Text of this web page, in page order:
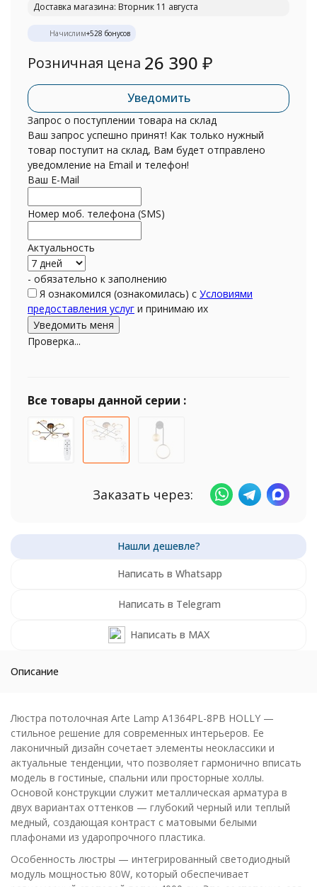
Доставка магазина: Вторник 11 августа
Начислим+528 бонусов
Розничная цена 26 390 ₽
Уведомить
Запрос о поступлении товара на склад
Ваш запрос успешно принят! Как только нужный
товар поступит на склад, Вам будет отправлено
уведомление на Email и телефон!
Ваш E-Mail
Номер моб. телефона (SMS)
Актуальность
- обязательно к заполнению
Я ознакомился (ознакомилась) с Условиями
предоставления услуг и принимаю их
Проверка...
Все товары данной серии :
Заказать через:
Написать в Whatsapp
Написать в Telegram
Написать в MAX
Описание
Люстра потолочная Arte Lamp A1364PL-8PB HOLLY —
стильное решение для современных интерьеров. Ее
лаконичный дизайн сочетает элементы неоклассики и
актуальные тенденции, что позволяет гармонично вписать
модель в гостиные, спальни или просторные холлы.
Основой конструкции служит металлическая арматура в
двух вариантах оттенков — глубокий черный или теплый
медный, создающая контраст с матовыми белыми
плафонами из ударопрочного пластика.
Особенность люстры — интегрированный светодиодный
модуль мощностью 80W, который обеспечивает